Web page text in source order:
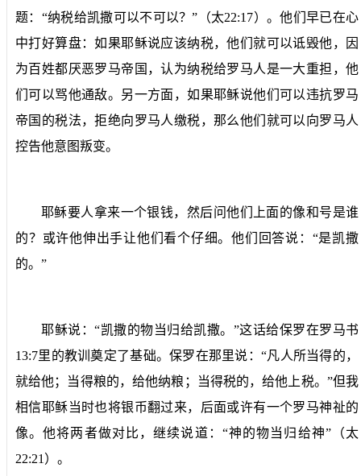
题：“纳税给凯撒可以不可以？”（太22:17）。他们早已在心
中打好算盘：如果耶稣说应该纳税，他们就可以诋毁他，因
为百姓都厌恶罗马帝国，认为纳税给罗马人是一大重担，他
们可以骂他通敌。另一方面，如果耶稣说他们可以违抗罗马
帝国的税法，拒绝向罗马人缴税，那么他们就可以向罗马人
控告他意图叛变。
耶稣要人拿来一个银钱，然后问他们上面的像和号是谁
的？或许他伸出手让他们看个仔细。他们回答说：“是凯撒
的。”
耶稣说：“凯撒的物当归给凯撒。”这话给保罗在罗马书
13:7里的教训奠定了基础。保罗在那里说：“凡人所当得的，
就给他；当得粮的，给他纳粮；当得税的，给他上税。”但我
相信耶稣当时也将银币翻过来，后面或许有一个罗马神祉的
像。他将两者做对比，继续说道：“神的物当归给神”（太
22:21 ）。